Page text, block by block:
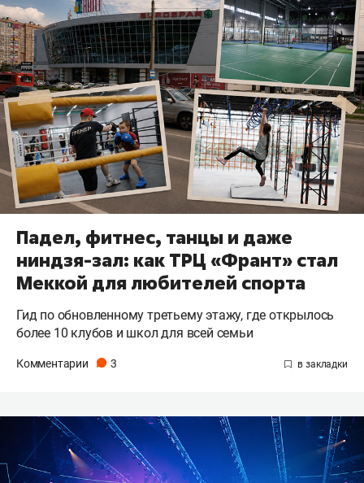
Падел, фитнес, танцы и даже
ниндзя-зал: как ТРЦ «Франт» стал
Меккой для любителей спорта
Гид по обновленному третьему этажу, где открылось
более 10 клубов и школ для всей семьи
Комментарии 3